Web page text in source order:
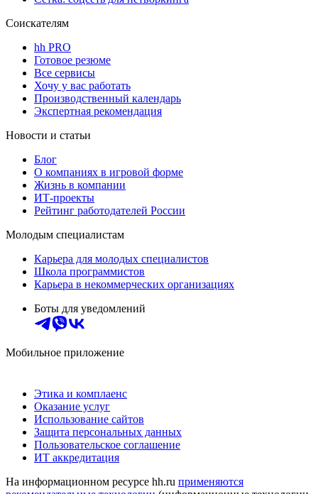
Соискателям
hh PRO
Готовое резюме
Все сервисы
Хочу у вас работать
Производственный календарь
Экспертная рекомендация
Новости и статьи
Блог
О компаниях в игровой форме
Жизнь в компании
ИТ-проекты
Рейтинг работодателей России
Молодым специалистам
Карьера для молодых специалистов
Школа программистов
Карьера в некоммерческих организациях
Боты для уведомлений
Мобильное приложение
Этика и комплаенс
Оказание услуг
Использование сайтов
Защита персональных данных
Пользовательское соглашение
ИТ аккредитация
На информационном ресурсе hh.ru применяются